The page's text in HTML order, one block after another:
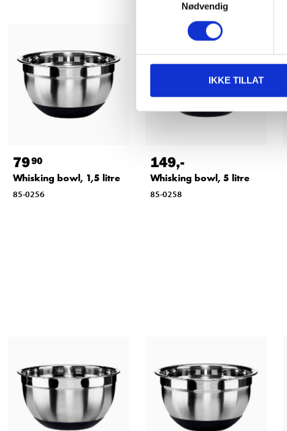
Nødvendig
IKKE TILLAT
7990
Whisking bowl, 1,5 litre
85-0256
149,-
Whisking bowl, 5 litre
85-0258